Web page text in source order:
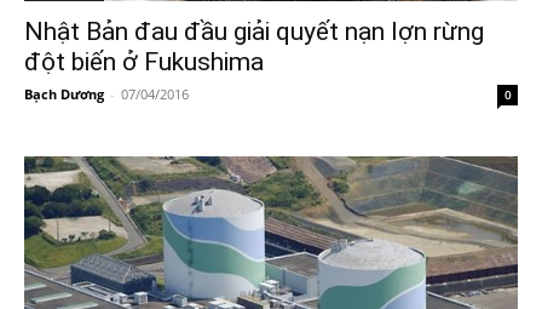
Nhật Bản đau đầu giải quyết nạn lợn rừng
đột biến ở Fukushima
Bạch Dương - 07/04/2016 0